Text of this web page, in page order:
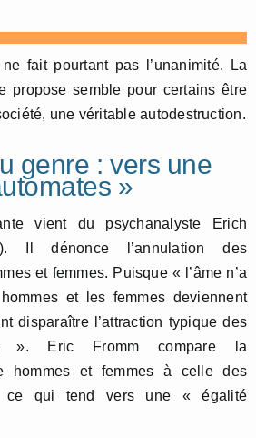
fait pourtant pas l’unanimité. La
propose semble pour certains être
une véritable autodestruction.
genre : vers une
»
vient du psychanalyste Erich
Il dénonce l’annulation des
et femmes. Puisque « l’âme n’a
et les femmes deviennent
disparaître l’attraction typique des
». Eric Fromm compare la
hommes et femmes à celle des
ce qui tend vers une « égalité